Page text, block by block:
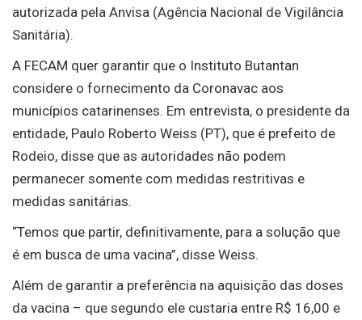
autorizada pela Anvisa (Agência Nacional de Vigilância
Sanitária).
A FECAM quer garantir que o Instituto Butantan
considere o fornecimento da Coronavac aos
municípios catarinenses. Em entrevista, o presidente da
entidade, Paulo Roberto Weiss (PT), que é prefeito de
Rodeio, disse que as autoridades não podem
permanecer somente com medidas restritivas e
medidas sanitárias.
“Temos que partir, definitivamente, para a solução que
é em busca de uma vacina”, disse Weiss.
Além de garantir a preferência na aquisição das doses
da vacina – que segundo ele custaria entre R$ 16,00 e